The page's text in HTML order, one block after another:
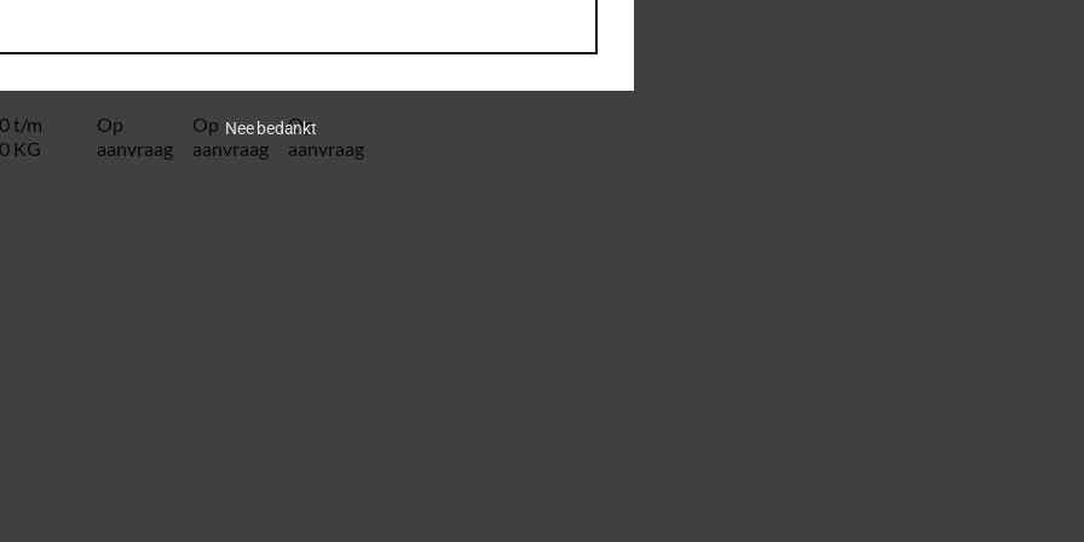
KG € 145 € 362,50
€
t/m
KG
Op
aanvraag
Op
aanvraag
Op
aanvraag
Nee bedankt